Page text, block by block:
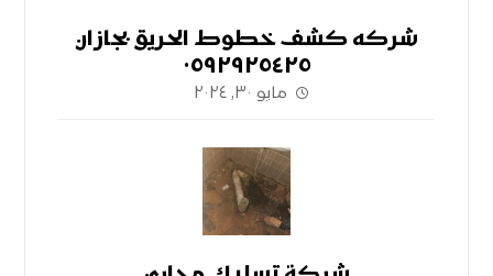
شركه كشف خطوط الحريق بجازان
٠٥٩٢٩٢٥٤٢٥
مايو ٣٠, ٢٠٢٤